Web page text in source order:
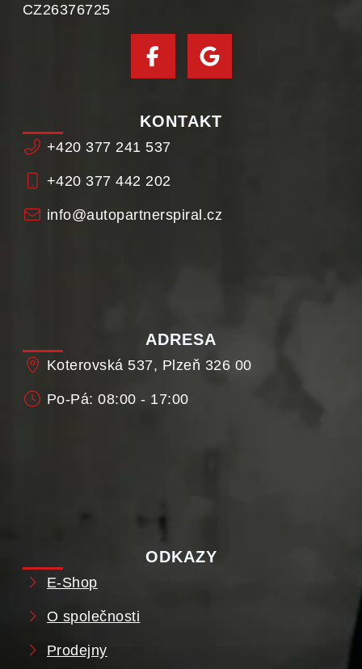
CZ26376725
KONTAKT
+420 377 241 537
+420 377 442 202
info@autopartnerspiral.cz
ADRESA
Koterovská 537, Plzeň 326 00
Po-Pá: 08:00 - 17:00
ODKAZY
E-Shop
O společnosti
Prodejny